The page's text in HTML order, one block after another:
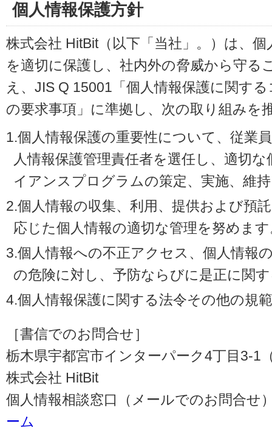
個人情報保護方針
株式会社 HitBit（以下「当社」。）は、
を適切に保護し、社内外の脅威から守る
え、JIS Q 15001「個人情報保護に関す
の要求事項」に準拠し、次の取り組みを
1.個人情報保護の重要性について、従業
人情報保護管理責任者を選任し、適切
イアンスプログラムの策定、実施、維
2.個人情報の収集、利用、提供および預
応じた個人情報の適切な管理を努めま
3.個人情報への不正アクセス、個人情報
の危険に対し、予防ならびに是正に関
4.個人情報保護に関する法令その他の規
［書信でのお問合せ］
栃木県宇都宮市インターパーク4丁目3-1
株式会社 HitBit
個人情報相談窓口（メールでのお問合せ
ーム